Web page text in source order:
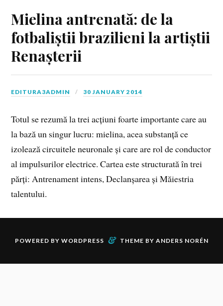
Mielina antrenată: de la
fotbaliștii brazilieni la artiștii
Renașterii
EDITURA3ADMIN 30 JANUARY 2014
Totul se rezumă la trei acțiuni foarte importante care au
la bază un singur lucru: mielina, acea substanță ce
izolează circuitele neuronale și care are rol de conductor
al impulsurilor electrice. Cartea este structurată în trei
părți: Antrenament intens, Declanșarea și Măiestria
talentului.
POWERED BY WORDPRESS & THEME BY ANDERS NORÉN